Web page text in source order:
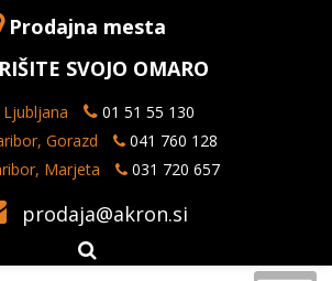
Prodajna mesta
SVOJO OMARO
01 51 55 130
Gorazd
041 760 128
Marjeta
031 720 657
prodaja@akron.si